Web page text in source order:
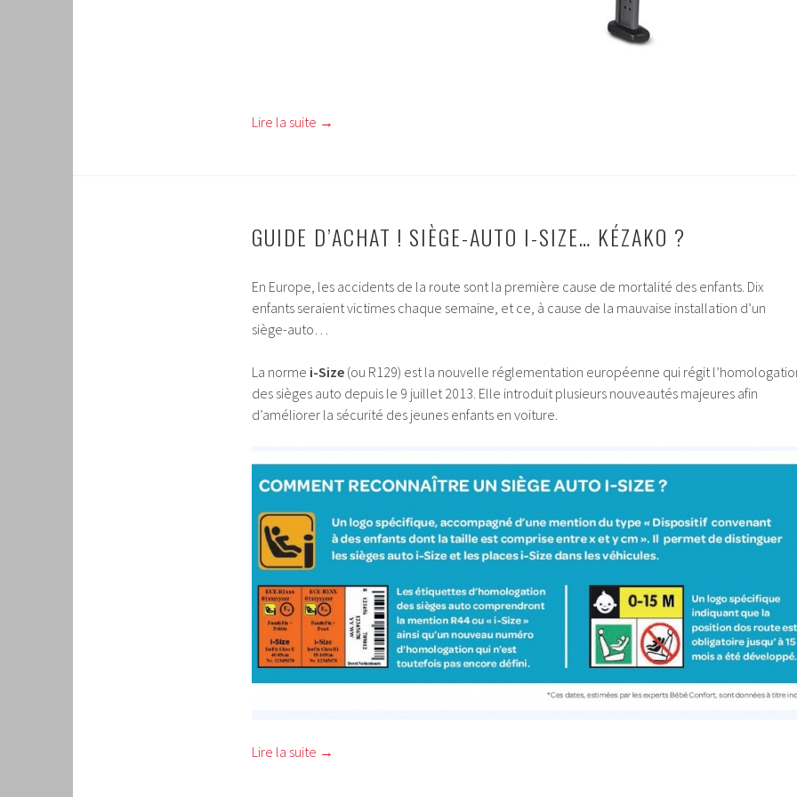
Lire la suite →
GUIDE D’ACHAT ! SIÈGE-AUTO I-SIZE… KÉZAKO ?
En Europe, les accidents de la route sont la première cause de mortalité des enfants. Dix
enfants seraient victimes chaque semaine, et ce, à cause de la mauvaise installation d’un
siège-auto…
La norme i-Size (ou R129) est la nouvelle réglementation européenne qui régit
des sièges auto depuis le 9 juillet 2013. Elle introduit plusieurs nouveautés majeures afin
d’améliorer la sécurité des jeunes enfants en voiture.
Lire la suite →